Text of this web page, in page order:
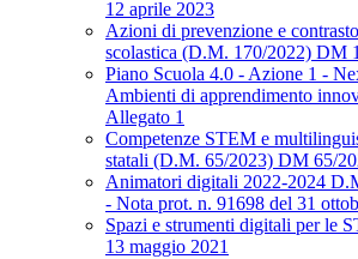
12 aprile 2023
Azioni di prevenzione e
scolastica (D.M. 170/2022) DM
Piano Scuola 4.0 - Azione 1 -
Ambienti di apprendimento
Allegato 1
Competenze STEM e
statali (D.M. 65/2023) DM 65/
Animatori digitali 2022-2024
- Nota prot. n. 91698 del 31
Spazi e strumenti digitali per le
13 maggio 2021